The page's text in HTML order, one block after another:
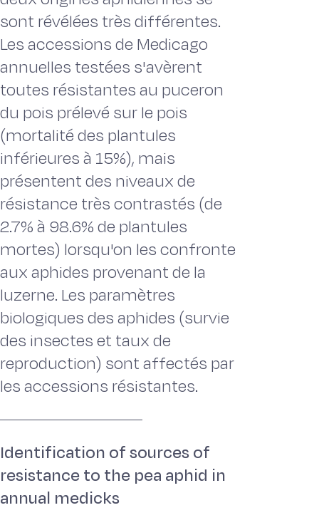
sont révélées très différentes.
Les accessions de Medicago
annuelles testées s'avèrent
toutes résistantes au puceron
du pois prélevé sur le pois
(mortalité des plantules
inférieures à 15%), mais
présentent des niveaux de
résistance très contrastés (de
2.7% à 98.6% de plantules
mortes) lorsqu'on les confronte
aux aphides provenant de la
luzerne. Les paramètres
biologiques des aphides (survie
des insectes et taux de
reproduction) sont affectés par
les accessions résistantes.
Identification of sources of
resistance to the pea aphid in
annual medicks